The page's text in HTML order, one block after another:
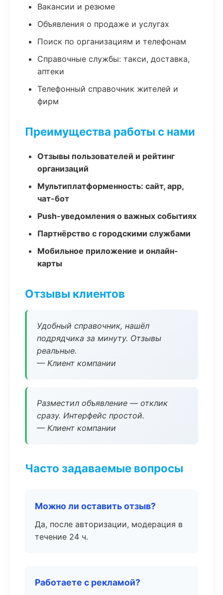
Вакансии и резюме
Объявления о продаже и услугах
Поиск по организациям и телефонам
Справочные службы: такси, доставка,
аптеки
Телефонный справочник жителей и
фирм
Преимущества работы с нами
Отзывы пользователей и рейтинг
организаций
Мультиплатформенность: сайт, app,
чат-бот
Push-уведомления о важных событиях
Партнёрство с городскими службами
Мобильное приложение и онлайн-
карты
Отзывы клиентов
Удобный справочник, нашёл
подрядчика за минуту. Отзывы
реальные.
— Клиент компании
Разместил объявление — отклик
сразу. Интерфейс простой.
— Клиент компании
Часто задаваемые вопросы
Можно ли оставить отзыв?
Да, после авторизации, модерация в
течение 24 ч.
Работаете с рекламой?